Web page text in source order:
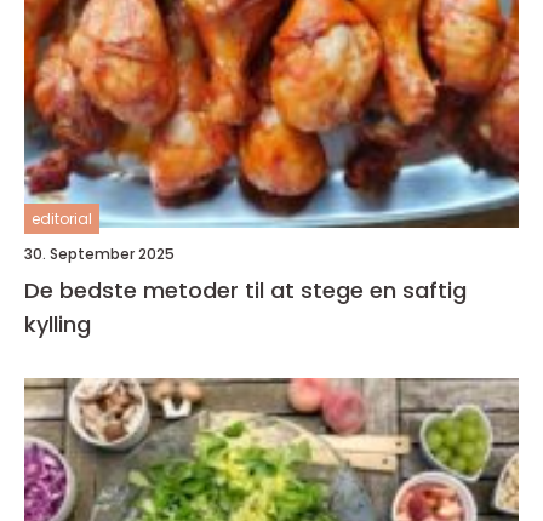
editorial
30. September 2025
De bedste metoder til at stege en saftig
kylling